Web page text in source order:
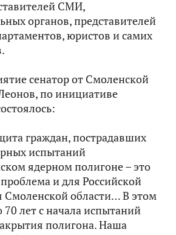
СМИ,
органов, представителей
юристов и самих
сенатор от Смоленской
по инициативе
граждан, пострадавших
испытаний
ядерном полигоне – это
и для Российской
Смоленской области… В этом
лет с начала испытаний
полигона. Наша